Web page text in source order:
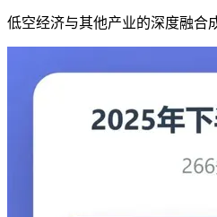
低空经济与其他产业的深度融合